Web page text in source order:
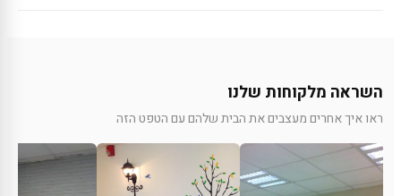
השראה מלקוחות שלנו
ראו איך אחרים מעצבים את הבית שלהם עם הטפט הזה